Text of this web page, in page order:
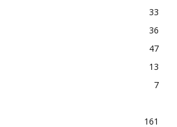
33
36
47
13
7
161